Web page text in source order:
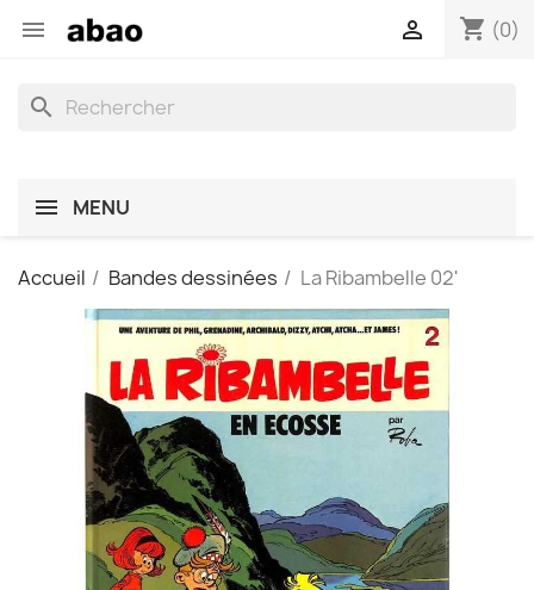
 shopping_cart (0)

search
MENU
Accueil Bandes dessinées La Ribambelle 02'